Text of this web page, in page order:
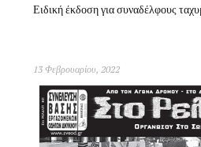
Ειδική έκδοση για συναδέλφους
13 Φεβρουαρίου, 2022